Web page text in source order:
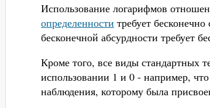
Использование логарифмов
определенности требует
бесконечной абсурдности требует
Кроме того, все виды стандартных
использовании 1 и 0 - например,
наблюдения, которому была